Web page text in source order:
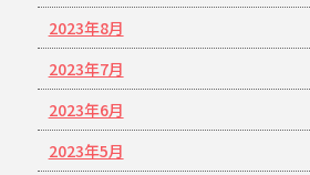
2023年8月
2023年7月
2023年6月
2023年5月